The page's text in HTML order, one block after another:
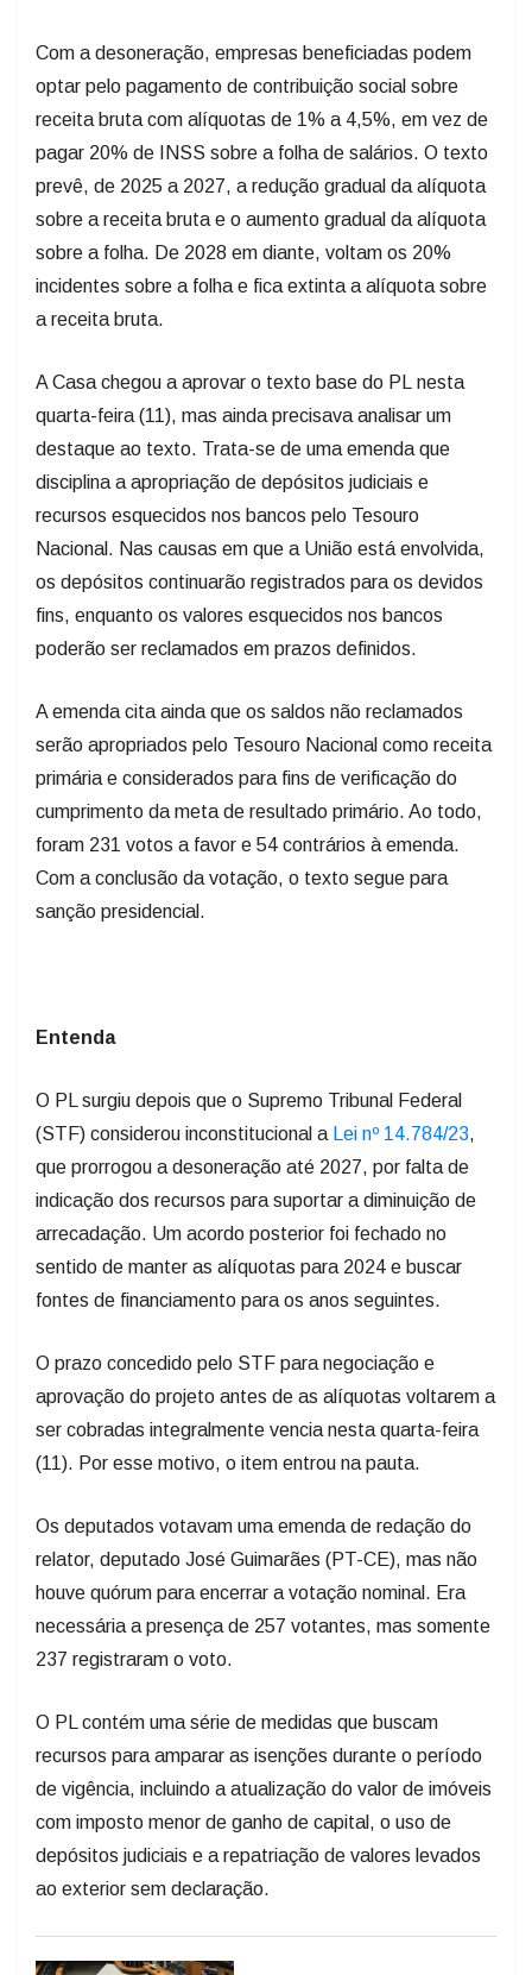
Com a desoneração, empresas beneficiadas podem
optar pelo pagamento de contribuição social sobre
receita bruta com alíquotas de 1% a 4,5%, em vez de
pagar 20% de INSS sobre a folha de salários. O texto
prevê, de 2025 a 2027, a redução gradual da alíquota
sobre a receita bruta e o aumento gradual da alíquota
sobre a folha. De 2028 em diante, voltam os 20%
incidentes sobre a folha e fica extinta a alíquota sobre
a receita bruta.
A Casa chegou a aprovar o texto base do PL nesta
quarta-feira (11), mas ainda precisava analisar um
destaque ao texto. Trata-se de uma emenda que
disciplina a apropriação de depósitos judiciais e
recursos esquecidos nos bancos pelo Tesouro
Nacional. Nas causas em que a União está envolvida,
os depósitos continuarão registrados para os devidos
fins, enquanto os valores esquecidos nos bancos
poderão ser reclamados em prazos definidos.
A emenda cita ainda que os saldos não reclamados
serão apropriados pelo Tesouro Nacional como receita
primária e considerados para fins de verificação do
cumprimento da meta de resultado primário. Ao todo,
foram 231 votos a favor e 54 contrários à emenda.
Com a conclusão da votação, o texto segue para
sanção presidencial.
Entenda
O PL surgiu depois que o Supremo Tribunal Federal
(STF) considerou inconstitucional a Lei nº 14.784/23,
que prorrogou a desoneração até 2027, por falta de
indicação dos recursos para suportar a diminuição de
arrecadação. Um acordo posterior foi fechado no
sentido de manter as alíquotas para 2024 e buscar
fontes de financiamento para os anos seguintes.
O prazo concedido pelo STF para negociação e
aprovação do projeto antes de as alíquotas voltarem a
ser cobradas integralmente vencia nesta quarta-feira
(11). Por esse motivo, o item entrou na pauta.
Os deputados votavam uma emenda de redação do
relator, deputado José Guimarães (PT-CE), mas não
houve quórum para encerrar a votação nominal. Era
necessária a presença de 257 votantes, mas somente
237 registraram o voto.
O PL contém uma série de medidas que buscam
recursos para amparar as isenções durante o período
de vigência, incluindo a atualização do valor de imóveis
com imposto menor de ganho de capital, o uso de
depósitos judiciais e a repatriação de valores levados
ao exterior sem declaração.